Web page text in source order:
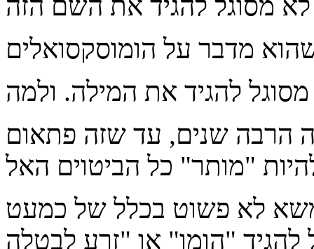
הרבה שנים, עד שזה פתאום
משא לא פשוט בכלל של כמעט